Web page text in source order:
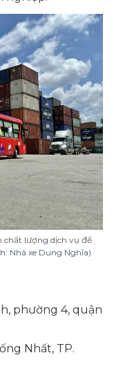
chất lượng dịch vụ để
Nhà xe Dung Nghĩa)
phường 4, quận
Nhất, TP.